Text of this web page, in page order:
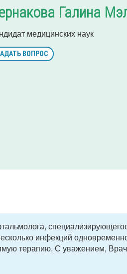
Галина
медицинских наук
ВОПРОС
инфекций
терапию. С уважением,